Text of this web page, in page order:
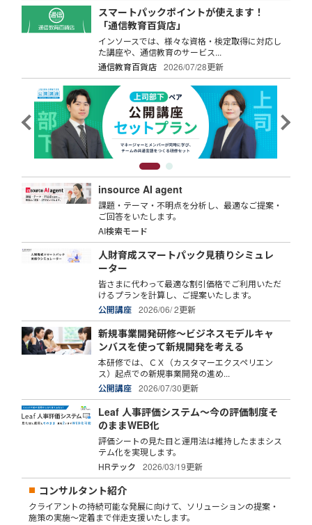
スマートパックポイントが使えます！
「通信教育百貨店」
インソースでは、様々な資格・検定取得に対応し
た講座や、通信教育のサービス...
通信教育百貨店
2026/07/28更新
insource AI agent
課題・テーマ・不明点を分析し、最適なご提案・
ご回答をいたします。
AI検索モード
人財育成スマートパック見積りシミュレ
ーター
皆さまに代わって最適な割引価格でご利用いただ
けるプランを計算し、ご提案いたします。
公開講座
2026/06/ 2更新
新規事業開発研修～ビジネスモデルキャ
ンバスを使って新規開発を考える
本研修では、ＣＸ（カスタマーエクスペリエン
ス）起点での新規事業開発の進め...
公開講座
2026/07/30更新
Leaf 人事評価システム～今の評価制度そ
のままWEB化
評価シートの見た目と運用法は維持したままシス
テム化を実現します。
HRテック
2026/03/19更新
コンサルタント紹介
クライアントの持続可能な発展に向けて、ソリューションの提案・
施策の実施～定着まで伴走支援いたします。